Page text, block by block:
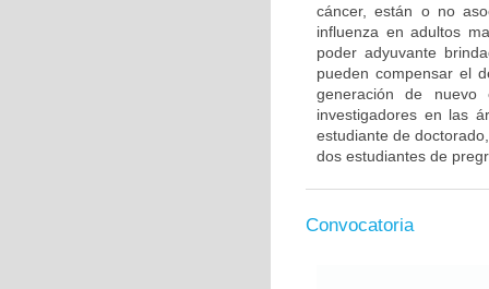
cáncer, están o no
influenza en adultos
poder adyuvante
pueden compensar el
generación de nuevo
investigadores en las
estudiante de
dos estudiantes de
Convocatoria